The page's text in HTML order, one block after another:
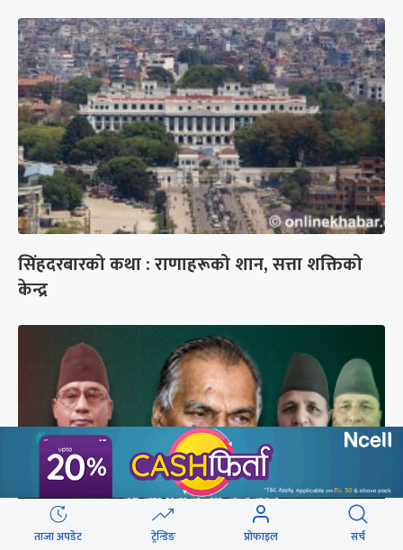
सिंहदरबारको कथा : राणाहरूको शान, सत्ता शक्तिको
केन्द्र
ताजा अपडेट ट्रेन्डिङ प्रोफाइल सर्च